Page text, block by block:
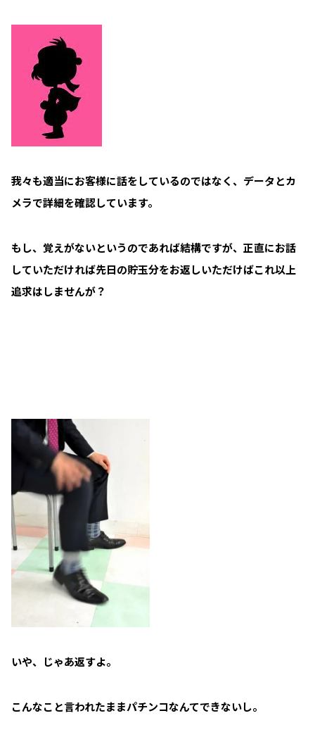
我々も適当にお客様に話をしているのではなく、データとカ
メラで詳細を確認しています。
もし、覚えがないというのであれば結構ですが、正直にお話
していただければ先日の貯玉分をお返しいただけばこれ以上
追求はしませんが？
いや、じゃあ返すよ。
こんなこと言われたままパチンコなんてできないし。